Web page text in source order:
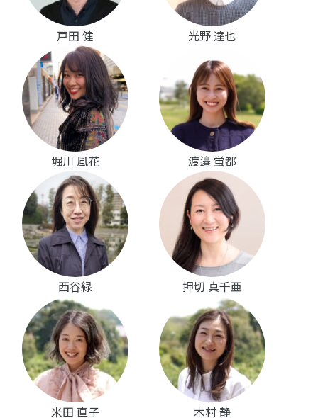
戸田 健 光野 達也
堀川 風花 渡邉 蛍都
西谷緑 押切 真千亜
米田 直子 木村 静